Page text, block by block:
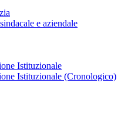
e aziendale
Istituzionale
Istituzionale (Cronologico)